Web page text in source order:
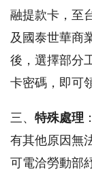
融提款卡，至
及國泰世華商
後，選擇部分
卡密碼，即可
三、 特殊處理
有其他原因無
可電洽勞動部